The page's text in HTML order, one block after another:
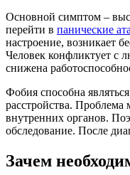
Основной симптом –
перейти в панические
настроение, возникает
Человек конфликтует с
снижена
Фобия способна
расстройства. Проблема
внутренних органов.
обследование. После
Зачем